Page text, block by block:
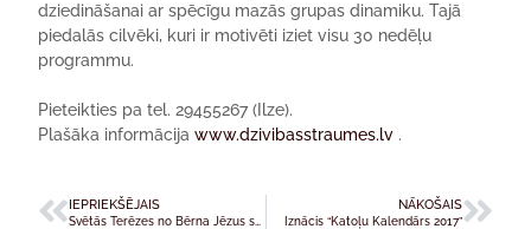
dziedināšanai ar spēcīgu mazās grupas dinamiku. Tajā
piedalās cilvēki, kuri ir motivēti iziet visu 30 nedēļu
programmu.
Pieteikties pa tel. 29455267 (Ilze).
Plašāka informācijawww.dzivibasstraumes.lv .
IEPRIEKŠĒJAIS NĀKOŠAIS
Iznācis “Katoļu Kalendārs 2017”